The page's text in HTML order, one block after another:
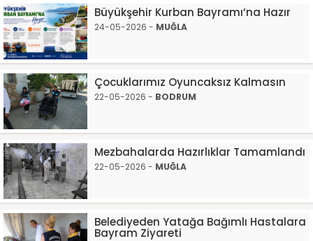
Büyükşehir Kurban Bayramı’na Hazır
24-05-2026 - MUĞLA
Çocuklarımız Oyuncaksız Kalmasın
22-05-2026 - BODRUM
Mezbahalarda Hazırlıklar Tamamlandı
22-05-2026 - MUĞLA
Belediyeden Yatağa Bağımlı Hastalara
Bayram Ziyareti